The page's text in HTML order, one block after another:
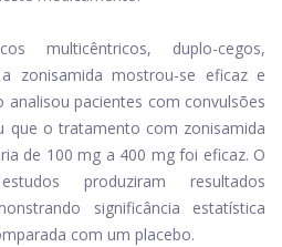
multicêntricos, duplo-cegos,
zonisamida mostrou-se eficaz e
pacientes com convulsões
que o tratamento com zonisamida
de 100 mg a 400 mg foi eficaz. O
produziram resultados
significância estatística
com um placebo.